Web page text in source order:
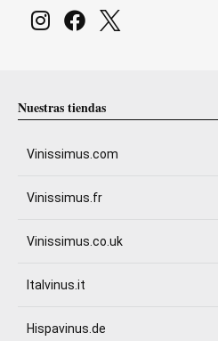
Nuestras tiendas
Vinissimus.com
Vinissimus.fr
Vinissimus.co.uk
Italvinus.it
Hispavinus.de